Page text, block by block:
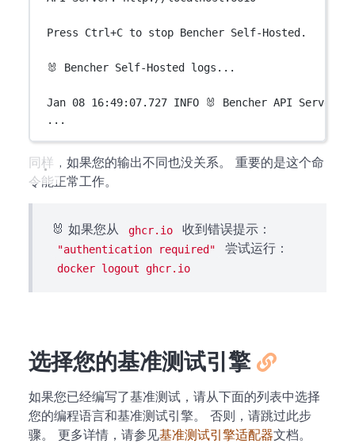
Press Ctrl+C to stop Bencher Self-Hosted.
🐰 Bencher Self-Hosted logs...
Jan 08 16:49:07.727 INFO 🐰 Bencher API Server
...
同样，如果您的输出不同也没关系。 重要的是这个命
令能正常工作。
🐰 如果您从 ghcr.io 收到错误提示：
"authentication required" 尝试运行：
docker logout ghcr.io
选择您的基准测试引擎
如果您已经编写了基准测试，请从下面的列表中选择
您的编程语言和基准测试引擎。 否则，请跳过此步
骤。 更多详情，请参见基准测试引擎适配器文档。